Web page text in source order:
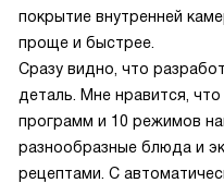
покрытие внутренней
проще и быстрее.
Сразу видно, что
деталь. Мне нравится,
программ и 10 режимов
разнообразные блюда и
рецептами. С